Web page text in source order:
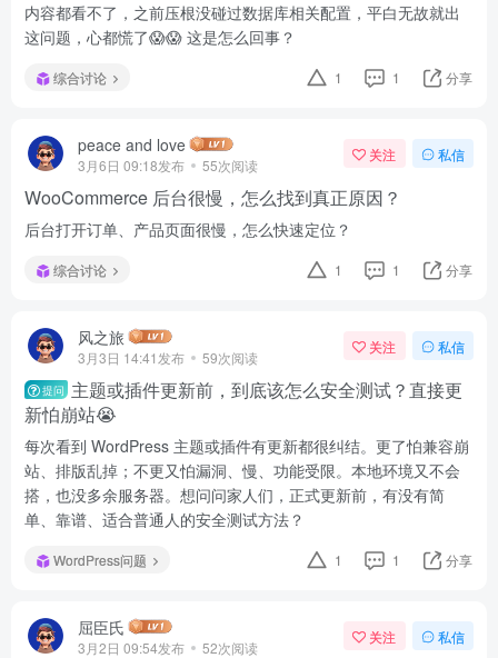
内容都看不了，之前压根没碰过数据库相关配置，平白无故就出
这问题，心都慌了😱😱 这是怎么回事？
综合讨论 1 1 分享
peace and love
3月6日 09:18发布 55次阅读
关注 私信
WooCommerce 后台很慢，怎么找到真正原因？
后台打开订单、产品页面很慢，怎么快速定位？
综合讨论 1 1 分享
风之旅
3月3日 14:41发布 59次阅读
关注 私信
提问 主题或插件更新前，到底该怎么安全测试？直接更
新怕崩站😭
每次看到 WordPress 主题或插件有更新都很纠结。更了怕兼容崩
站、排版乱掉；不更又怕漏洞、慢、功能受限。本地环境又不会
搭，也没多余服务器。想问问家人们，正式更新前，有没有简
单、靠谱、适合普通人的安全测试方法？
WordPress问题 1 1 分享
屈臣氏
3月2日 09:54发布 52次阅读
关注 私信